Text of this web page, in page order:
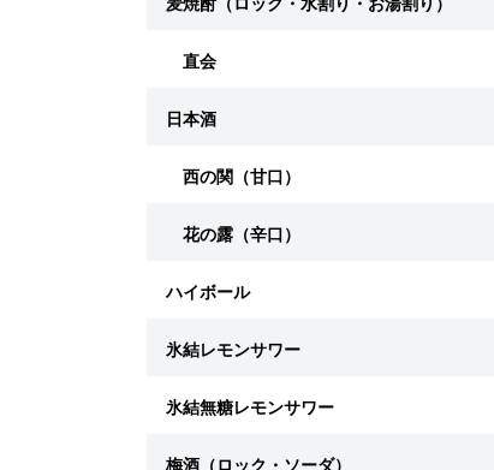
直会
日本酒
西の関（甘口）
花の露（辛口）
ハイボール
氷結レモンサワー
氷結無糖レモンサワー
梅酒（ロック・ソーダ）